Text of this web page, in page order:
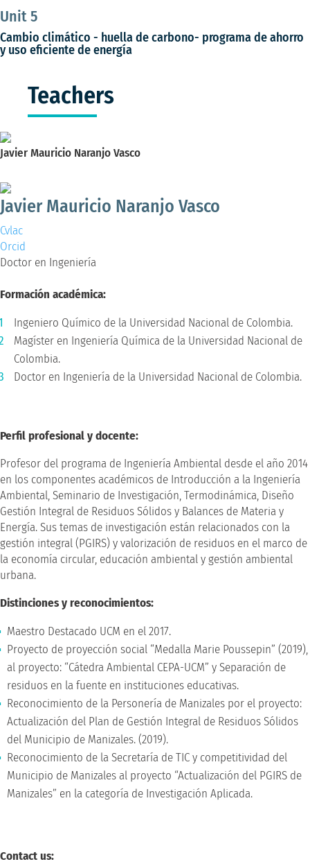
Unit 5
Cambio climático - huella de carbono- programa de ahorro
y uso eficiente de energía
Teachers
Javier Mauricio Naranjo Vasco
Javier Mauricio Naranjo Vasco
Cvlac
Orcid
Doctor en Ingeniería
Formación académica:
Ingeniero Químico de la Universidad Nacional de Colombia.
Magíster en Ingeniería Química de la Universidad Nacional de
Colombia.
Doctor en Ingeniería de la Universidad Nacional de Colombia.
Perfil profesional y docente:
Profesor del programa de Ingeniería Ambiental desde el año 2014
en los componentes académicos de Introducción a la Ingeniería
Ambiental, Seminario de Investigación, Termodinámica, Diseño
Gestión Integral de Residuos Sólidos y Balances de Materia y
Energía. Sus temas de investigación están relacionados con la
gestión integral (PGIRS) y valorización de residuos en el marco de
la economía circular, educación ambiental y gestión ambiental
urbana.
Distinciones y reconocimientos:
Maestro Destacado UCM en el 2017.
Proyecto de proyección social “Medalla Marie Poussepin” (2019),
al proyecto: “Cátedra Ambiental CEPA-UCM” y Separación de
residuos en la fuente en instituciones educativas.
Reconocimiento de la Personería de Manizales por el proyecto:
Actualización del Plan de Gestión Integral de Residuos Sólidos
del Municipio de Manizales. (2019).
Reconocimiento de la Secretaría de TIC y competitividad del
Municipio de Manizales al proyecto “Actualización del PGIRS de
Manizales” en la categoría de Investigación Aplicada.
Contact us: